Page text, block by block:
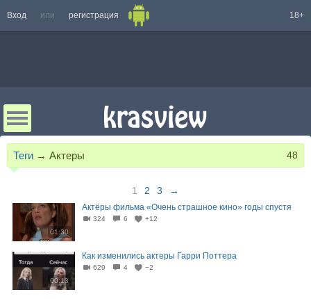
Вход или регистрация 18+
Теги → Актеры 48
1 2 3 →
01:30
Актёры фильма «Очень страшное кино» годы спустя
324 6 +12
00:13
Как изменились актеры Гарри Поттера
629 4 −2